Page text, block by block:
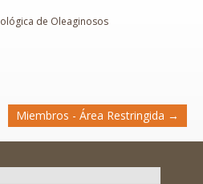
Miembros - Área Restringida →